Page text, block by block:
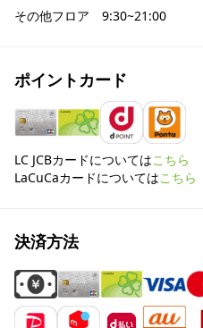
その他フロア　9:30~21:00
ポイントカード
LC JCBカードについてはこちら
LaCuCaカードについてはこちら
決済方法